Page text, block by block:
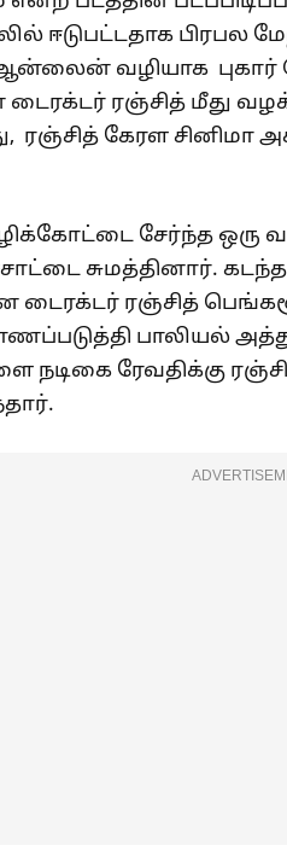
ஈடுபட்டதாக பிரபல
வழியாக புகார்
ரஞ்சித் மீது
ரஞ்சித் கேரள
சேர்ந்த ஒரு
சுமத்தினார்.
ரஞ்சித்
பாலியல்
நடிகை ரேவதிக்கு